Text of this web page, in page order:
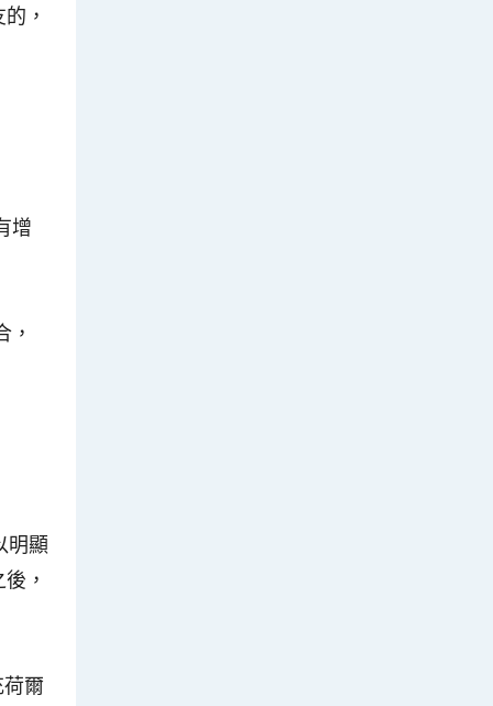
，
增
明顯
，
爾